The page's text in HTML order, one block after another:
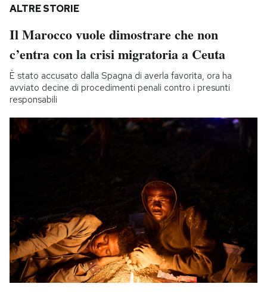
ALTRE STORIE
Il Marocco vuole dimostrare che non
c’entra con la crisi migratoria a Ceuta
È stato accusato dalla Spagna di averla favorita, ora ha
avviato decine di procedimenti penali contro i presunti
responsabili